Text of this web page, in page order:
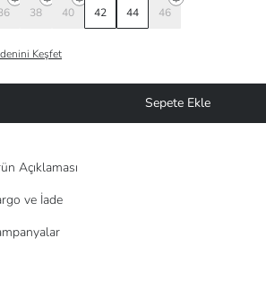
38 40 42 44 46
Keşfet
Sepete Ekle
Açıklaması
ve İade